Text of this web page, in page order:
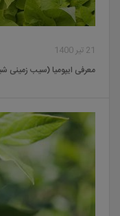
21 تیر 1400
معرفی ایپومیا (سیب زمینی